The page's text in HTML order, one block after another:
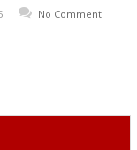
No Comment